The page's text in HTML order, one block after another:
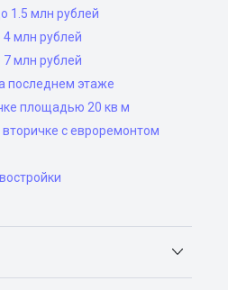
1.5 млн рублей
4 млн рублей
7 млн рублей
последнем этаже
площадью 20 кв м
с евроремонтом